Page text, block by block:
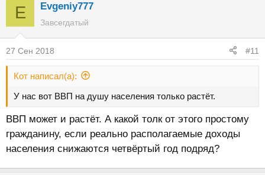
E Evgeniy777
Завсегдатый
27 Сен 2018 #11
Кот написал(а):
У нас вот ВВП на душу населения только растёт.
ВВП может и растёт. А какой толк от этого простому
гражданину, если реально располагаемые доходы
населения снижаются четвёртый год подряд?